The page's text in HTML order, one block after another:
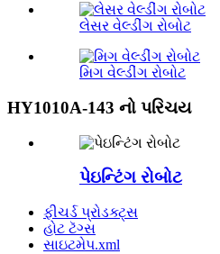
લેસર વેલ્ડીંગ રોબોટ
મિગ વેલ્ડીંગ રોબોટ
HY1010A-143 નો પરિચય
પેઇન્ટિંગ રોબોટ
ફીચર્ડ પ્રોડક્ટ્સ
હોટ ટૅગ્સ
સાઇટમેપ.xml